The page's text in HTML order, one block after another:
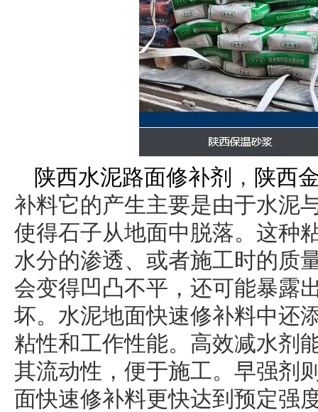
陕西水泥路面修补剂 ， 陕西
补料它的产生主要是由于水泥
使得石子从地面中脱落。这种
水分的渗透、或者施工时的质
会变得凹凸不平，还可能暴露
坏。水泥地面快速修补料中还
粘性和工作性能。高效减水剂
其流动性，便于施工。早强剂
面快速修补料更快达到预定强